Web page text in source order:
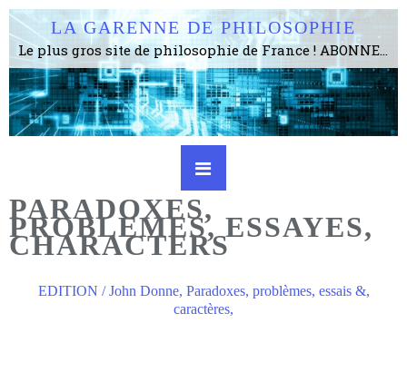
LA GARENNE DE PHILOSOPHIE
Le plus gros site de philosophie de France ! ABONNEZ-VOUS ! 4115 Articles, 1634 abonné·e·s, depuis 2006 . . . . . . . . 2 852 214 pages vues jusqu'à présent. Prestance et être apte à un plus grand nombre de choses.
PARADOXES,
PROBLEMES, ESSAYES,
CHARACTERS
EDITION / John Donne, Paradoxes, problèmes, essais &,
caractères,